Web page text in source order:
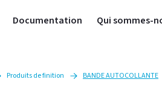
Documentation Qui sommes-
Produits de finition BANDE AUTOCOLLANTE